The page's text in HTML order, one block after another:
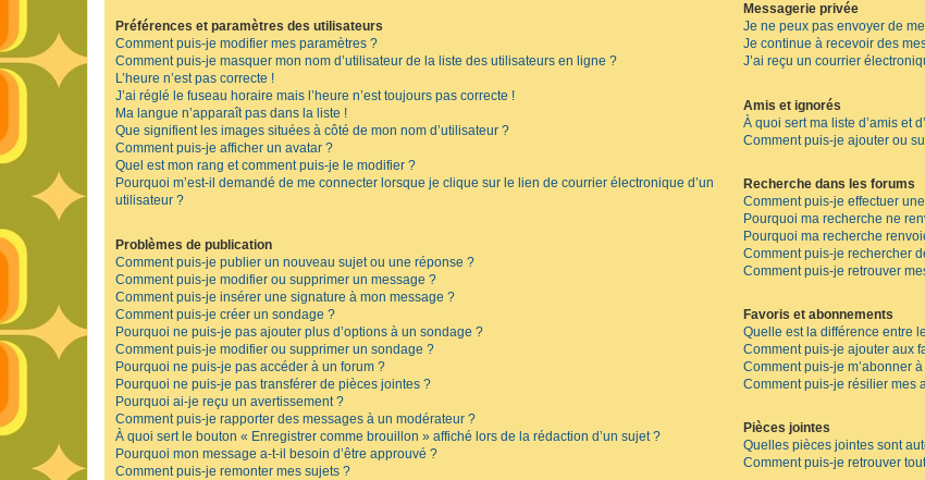
Préférences et paramètres des utilisateurs
Comment puis-je modifier mes paramètres ?
Comment puis-je masquer mon nom d’utilisateur de la liste des utilisateurs en ligne ?
L’heure n’est pas correcte !
J’ai réglé le fuseau horaire mais l’heure n’est toujours pas correcte !
Ma langue n’apparaît pas dans la liste !
Que signifient les images situées à côté de mon nom d’utilisateur ?
Comment puis-je afficher un avatar ?
Quel est mon rang et comment puis-je le modifier ?
Pourquoi m’est-il demandé de me connecter lorsque je clique sur le lien de courrier électronique d’un
utilisateur ?
Problèmes de publication
Comment puis-je publier un nouveau sujet ou une réponse ?
Comment puis-je modifier ou supprimer un message ?
Comment puis-je insérer une signature à mon message ?
Comment puis-je créer un sondage ?
Pourquoi ne puis-je pas ajouter plus d’options à un sondage ?
Comment puis-je modifier ou supprimer un sondage ?
Pourquoi ne puis-je pas accéder à un forum ?
Pourquoi ne puis-je pas transférer de pièces jointes ?
Pourquoi ai-je reçu un avertissement ?
Comment puis-je rapporter des messages à un modérateur ?
À quoi sert le bouton « Enregistrer comme brouillon » affiché lors de la rédaction d’un sujet ?
Pourquoi mon message a-t-il besoin d’être approuvé ?
Comment puis-je remonter mes sujets ?
Messagerie privée
Je ne peux pas envoyer de
Je continue à recevoir des
J’ai reçu un courrier
Amis et ignorés
À quoi sert ma liste d’amis et
Comment puis-je ajouter ou
Recherche dans les forums
Comment puis-je effectuer
Pourquoi ma recherche ne
Pourquoi ma recherche
Comment puis-je rechercher
Comment puis-je retrouver
Favoris et abonnements
Quelle est la différence entre
Comment puis-je ajouter aux
Comment puis-je m’abonner
Comment puis-je résilier mes
Pièces jointes
Quelles pièces jointes sont
Comment puis-je retrouver